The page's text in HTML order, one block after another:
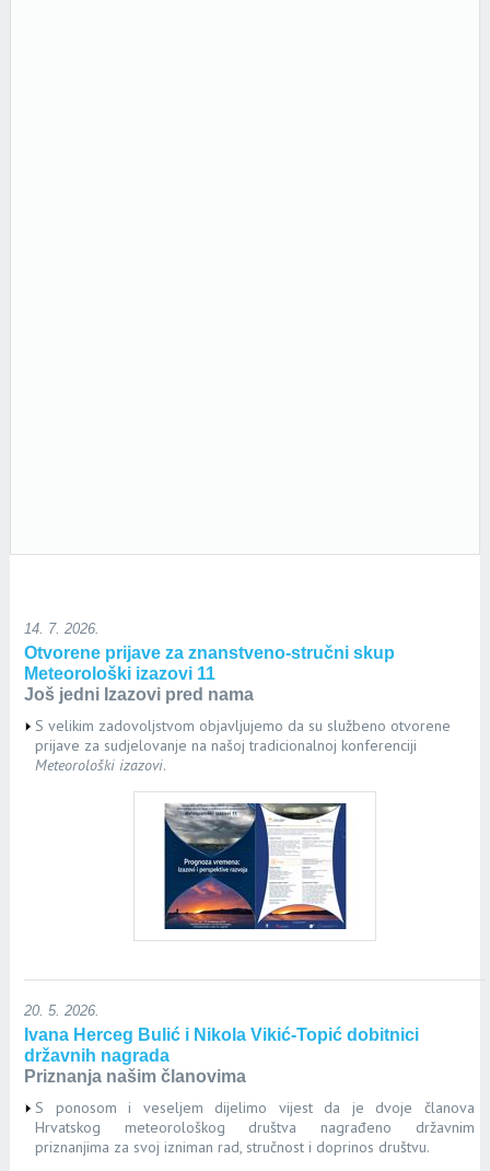
14. 7. 2026.
Otvorene prijave za znanstveno-stručni skup
Meteorološki izazovi 11
Još jedni Izazovi pred nama
S velikim zadovoljstvom objavljujemo da su službeno otvorene
prijave za sudjelovanje na našoj tradicionalnoj konferenciji
Meteorološki izazovi.
20. 5. 2026.
Ivana Herceg Bulić i Nikola Vikić-Topić dobitnici
državnih nagrada
Priznanja našim članovima
S ponosom i veseljem dijelimo vijest da je dvoje članova
Hrvatskog meteorološkog društva nagrađeno državnim
priznanjima za svoj izniman rad, stručnost i doprinos društvu.